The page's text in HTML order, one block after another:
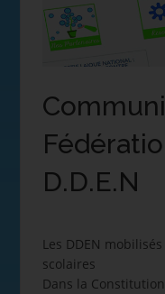
D.D.E.N
Les DDEN
scolaires
Dans la